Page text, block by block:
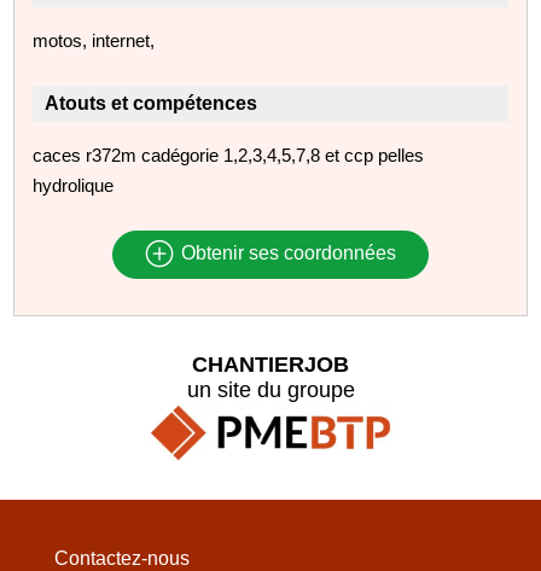
motos, internet,
Atouts et compétences
caces r372m cadégorie 1,2,3,4,5,7,8 et ccp pelles
hydrolique
Obtenir ses coordonnées
CHANTIERJOB
un site du groupe
Contactez-nous